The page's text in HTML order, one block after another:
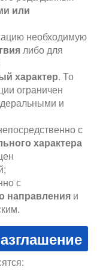
или
необходимую
либо для
характер. То
ограничен
и
с
характера
с
направления и